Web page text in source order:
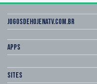
Jogosdehojenatv.com.br
Apps
Sites